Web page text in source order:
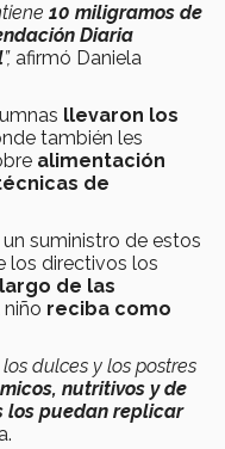
10 miligramos de
Diaria
”, afirmó Daniela
llevaron los
también les
alimentación
de
suministro de estos
los directivos los
de las
reciba como
dulces y los postres
nutritivos y de
los puedan replicar